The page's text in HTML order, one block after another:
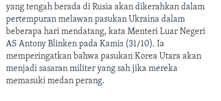
yang tengah berada di Rusia akan dikerahkan dalam
pertempuran melawan pasukan Ukraina dalam
beberapa hari mendatang, kata Menteri Luar Negeri
AS Antony Blinken pada Kamis (31/10). Ia
memperingatkan bahwa pasukan Korea Utara akan
menjadi sasaran militer yang sah jika mereka
memasuki medan perang.